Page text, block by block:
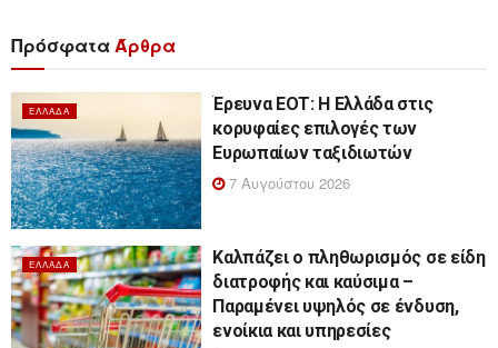
ΠρόσφαταΆρθρα
ΕΛΛΆΔΑ
Έρευνα ΕΟΤ: Η Ελλάδα στις
κορυφαίες επιλογές των
Ευρωπαίων ταξιδιωτών
7 Αυγούστου 2026
ΕΛΛΆΔΑ
Καλπάζει ο πληθωρισμός σε είδη
διατροφής και καύσιμα –
Παραμένει υψηλός σε ένδυση,
ενοίκια και υπηρεσίες